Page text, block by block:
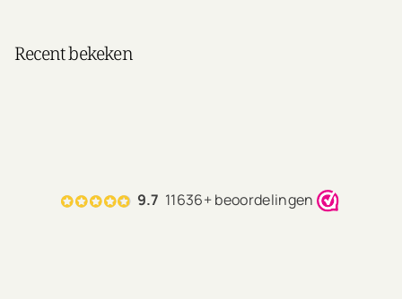
Recent bekeken
9.7 11636+ beoordelingen